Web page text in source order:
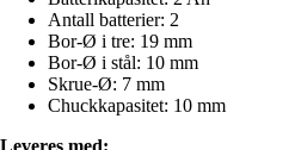
Antall batterier: 2
Bor-Ø i tre: 19 mm
Bor-Ø i stål: 10 mm
Skrue-Ø: 7 mm
Chuckkapasitet: 10 mm
Leveres med: